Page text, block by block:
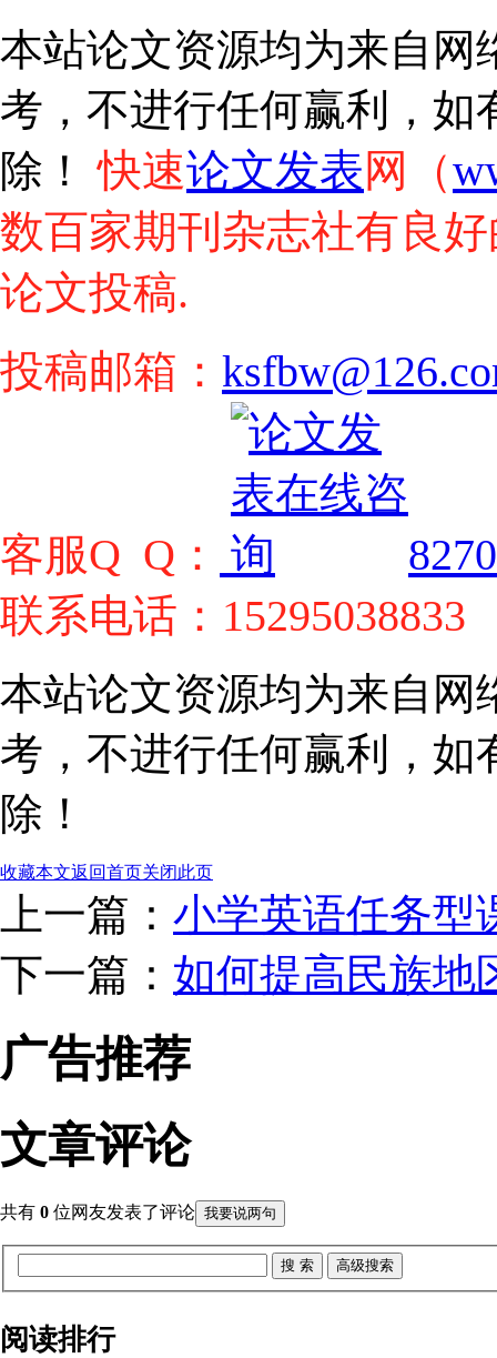
本站论文资源均为来自网
考，不进行任何赢利，如
除！快速论文发表网（
数百家期刊杂志社有良
论文投稿.
投稿邮箱：
客服Q Q：
联系电话：15295038833
本站论文资源均为来自网
考，不进行任何赢利，如
除！
收藏本文返回首页关闭此页
上一篇： 小学英语任务型
下一篇： 如何提高民族地
广告推荐
文章评论
共有 0 位网友发表了评论 我要说两句
阅读排行